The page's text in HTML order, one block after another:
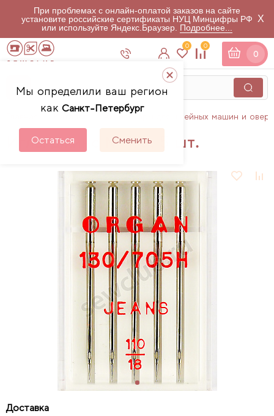
При проблемах с онлайн-оплатой заказов на сайте
установите российские сертификаты НУЦ Минцифры РФ
или используйте Яндекс.Браузер. Подробнее...
X
Мы определили ваш регион
как Санкт-Петербург
Остаться Сменить
0 0
0
Аксессуары для швейных машин и
Иглы джинс № 110, 5 шт.